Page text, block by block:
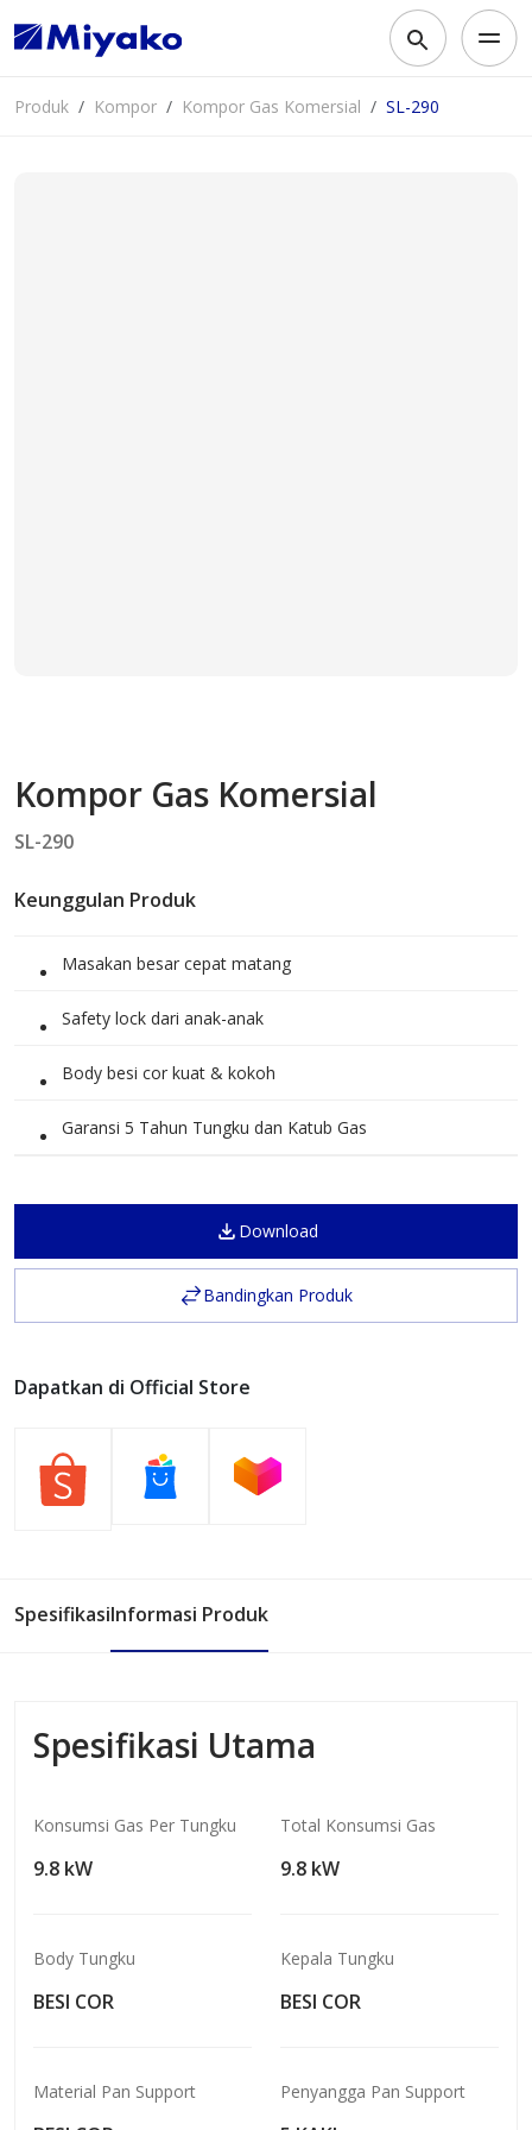
Produk Kompor Kompor Gas Komersial SL-290
Kompor Gas Komersial
SL-290
Keunggulan Produk
Masakan besar cepat matang
Safety lock dari anak-anak
Body besi cor kuat & kokoh
Garansi 5 Tahun Tungku dan Katub Gas
Download
Bandingkan Produk
Dapatkan di Official Store
SpesifikasiInformasi Produk
Spesifikasi Utama
Konsumsi Gas Per Tungku
9.8 kW
Total Konsumsi Gas
9.8 kW
Body Tungku
BESI COR
Kepala Tungku
BESI COR
Material Pan Support Penyangga Pan Support